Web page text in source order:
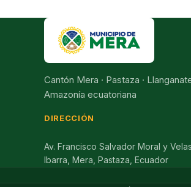
Cantón Mera · Pastaza ·
Amazonía ecuatoriana
DIRECCIÓN
Av. Francisco Salvador Moral y
Ibarra, Mera, Pastaza, Ecuador